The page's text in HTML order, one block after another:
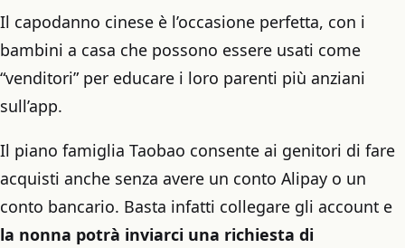
Il capodanno cinese è l’occasione perfetta, con i
bambini a casa che possono essere usati come
“venditori” per educare i loro parenti più anziani
sull’app.
Il piano famiglia Taobao consente ai genitori di fare
acquisti anche senza avere un conto Alipay o un
conto bancario. Basta infatti collegare gli account e
la nonna potrà inviarci una richiesta di